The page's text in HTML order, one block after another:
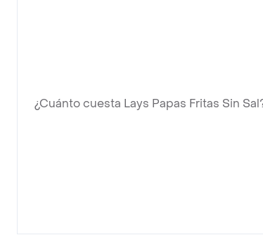
¿Cuánto cuesta Lays Papas Fritas Sin